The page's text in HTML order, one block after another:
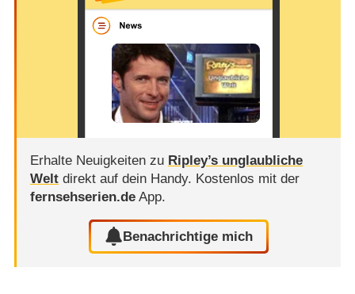
Erhalte Neuigkeiten zu Ripley’s unglaubliche
Weltdirekt auf dein Handy. Kostenlos mit der
fernsehserien.deApp.
Benachrichtige mich